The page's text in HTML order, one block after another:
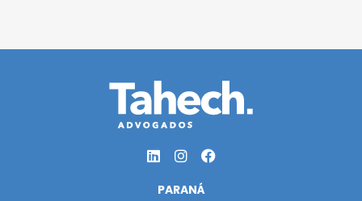
PARANÁ